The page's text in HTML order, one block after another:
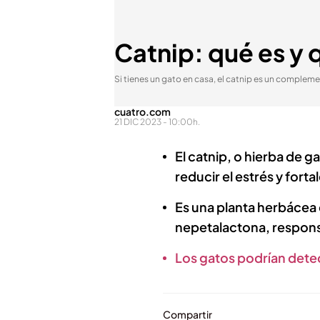
Catnip: qué es y
Si tienes un gato en casa, el catnip es un
cuatro.com
21 DIC 2023 - 10:00h.
El catnip, o hierba de
reducir el estrés y
Es una planta
nepetalactona,
Los gatos podrían
Compartir